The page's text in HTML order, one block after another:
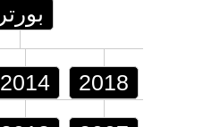
بورتر
2014 2018